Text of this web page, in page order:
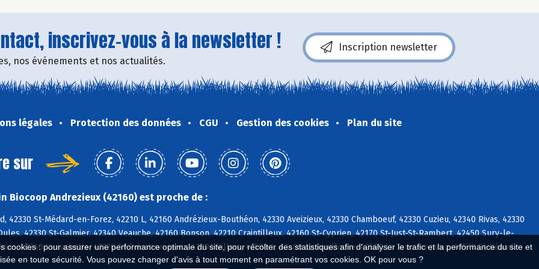
cookies : pour assurer une performance optimale du site, pour récolter des statistiques afin d'analyser le trafic et la performance du site et
en toute sécurité. Vous pouvez changer d'avis à tout moment en paramétrant vos cookies. OK pour vous ?
inscrivez-vous à la newsletter !
nos événements et nos actualités.
Inscription newsletter
légales Protection des données CGU Gestion des cookies Plan du site
sur
Biocoop Andrezieux (42160) est proche de :
42330 St-Médard-en-Forez, 42210 L, 42160 Andrézieux-Bouthéon, 42330 Aveizieux, 42330 Chamboeuf, 42330 Cuzieu, 42340 Rivas, 42330
42330 St-Galmier, 42340 Veauche, 42160 Bonson, 42210 Craintilleux, 42160 St-Cyprien, 42170 St-Just-St-Rambert, 42450 Sury-le-
42340 Veauchette, 42270 St-Priest-en-Jarez, 42390 Villars, 42580 L, 42480 La Fouillouse, 42580 La Tour-en-Jarez, 42570 St-Héand